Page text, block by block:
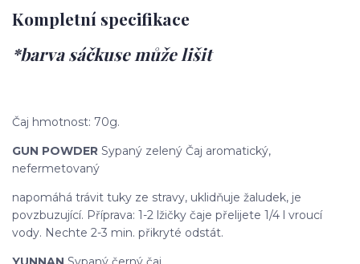
Kompletní specifikace
*barva sáčkuse může lišit
Čaj hmotnost: 70g.
GUN POWDER Sypaný zelený Čaj aromatický,
nefermetovaný
napomáhá trávit tuky ze stravy, uklidňuje žaludek, je
povzbuzující. Příprava: 1-2 lžičky čaje přelijete 1/4 l vroucí
vody. Nechte 2-3 min. přikryté odstát.